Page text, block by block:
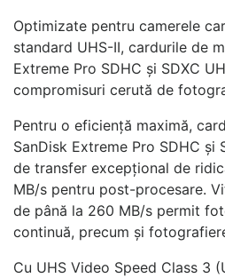
Optimizate pentru camerele
standard UHS-II, cardurile de
Extreme Pro SDHC și SDXC
compromisuri cerută de
Pentru o eficiență maximă,
SanDisk Extreme Pro SDHC și
de transfer excepțional de
MB/s pentru post-procesare.
de până la 260 MB/s permit
continuă, precum și
Cu UHS Video Speed Class 3